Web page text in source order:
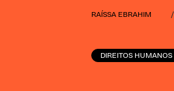
RAÍSSA EBRAHIM /
DIREITOS HUMANOS